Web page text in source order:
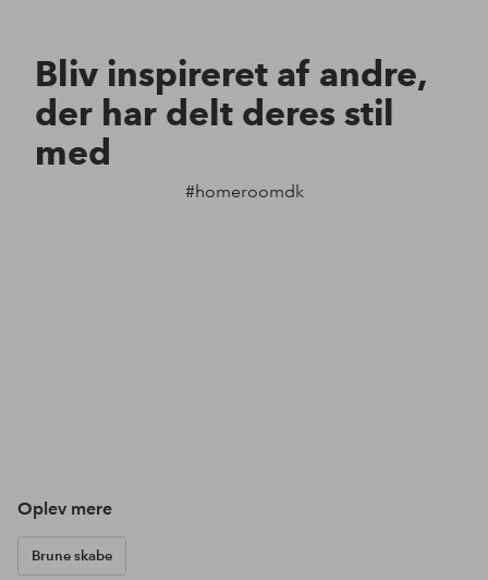
Bliv inspireret af andre,
der har delt deres stil
med
#homeroomdk
Oplev mere
Brune skabe